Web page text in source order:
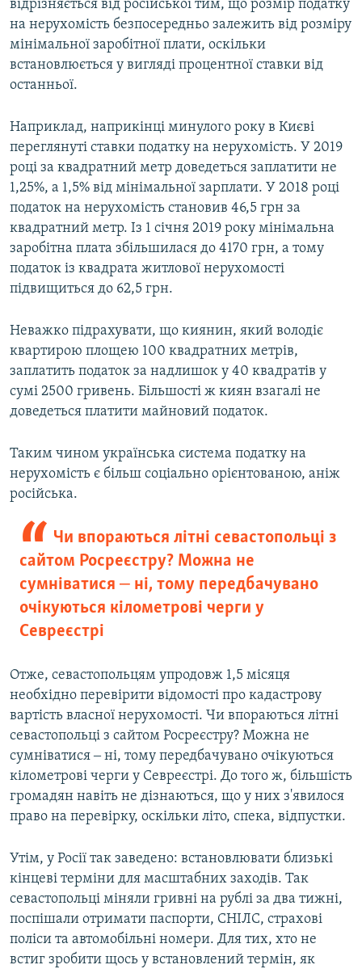
відрізняється від російської тим, що розмір податку
на нерухомість безпосередньо залежить від розміру
мінімальної заробітної плати, оскільки
встановлюється у вигляді процентної ставки від
останньої.
Наприклад, наприкінці минулого року в Києві
переглянуті ставки податку на нерухомість. У 2019
році за квадратний метр доведеться заплатити не
1,25%, а 1,5% від мінімальної зарплати. У 2018 році
податок на нерухомість становив 46,5 грн за
квадратний метр. Із 1 січня 2019 року мінімальна
заробітна плата збільшилася до 4170 грн, а тому
податок із квадрата житлової нерухомості
підвищиться до 62,5 грн.
Неважко підрахувати, що киянин, який володіє
квартирою площею 100 квадратних метрів,
заплатить податок за надлишок у 40 квадратів у
сумі 2500 гривень. Більшості ж киян взагалі не
доведеться платити майновий податок.
Таким чином українська система податку на
нерухомість є більш соціально орієнтованою, аніж
російська.
Чи впораються літні севастопольці з
сайтом Росреєстру? Можна не
сумніватися ‒ ні, тому передбачувано
очікуються кілометрові черги у
Севреєстрі
Отже, севастопольцям упродовж 1,5 місяця
необхідно перевірити відомості про кадастрову
вартість власної нерухомості. Чи впораються літні
севастопольці з сайтом Росреєстру? Можна не
сумніватися ‒ ні, тому передбачувано очікуються
кілометрові черги у Севреєстрі. До того ж, більшість
громадян навіть не дізнаються, що у них з'явилося
право на перевірку, оскільки літо, спека, відпустки.
Утім, у Росії так заведено: встановлювати близькі
кінцеві терміни для масштабних заходів. Так
севастопольці міняли гривні на рублі за два тижні,
поспішали отримати паспорти, СНІЛС, страхові
поліси та автомобільні номери. Для тих, хто не
встиг зробити щось у встановлений термін, як